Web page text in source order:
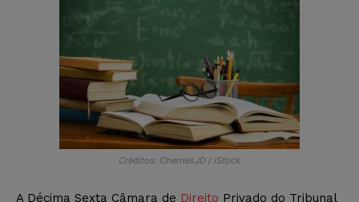
Créditos: CherriesJD / iStock
A Décima Sexta Câmara de Direito Privado do Tribunal